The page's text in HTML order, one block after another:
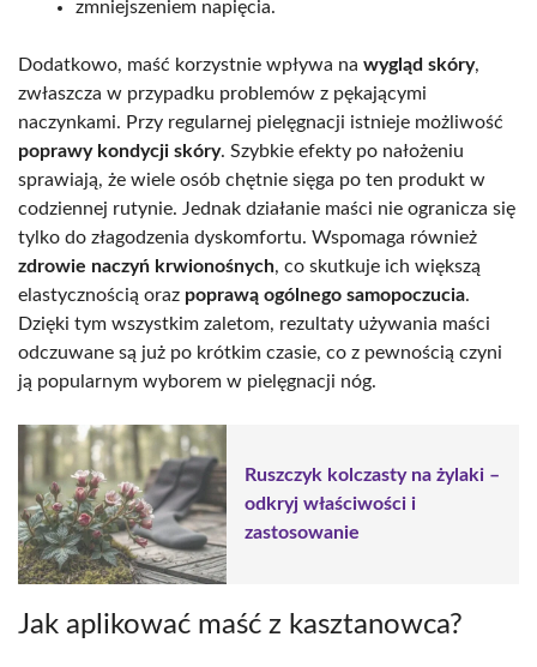
zmniejszeniem napięcia.
Dodatkowo, maść korzystnie wpływa na wygląd skóry,
zwłaszcza w przypadku problemów z pękającymi
naczynkami. Przy regularnej pielęgnacji istnieje możliwość
poprawy kondycji skóry. Szybkie efekty po nałożeniu
sprawiają, że wiele osób chętnie sięga po ten produkt w
codziennej rutynie. Jednak działanie maści nie ogranicza się
tylko do złagodzenia dyskomfortu. Wspomaga również
zdrowie naczyń krwionośnych, co skutkuje ich większą
elastycznością oraz poprawą ogólnego samopoczucia.
Dzięki tym wszystkim zaletom, rezultaty używania maści
odczuwane są już po krótkim czasie, co z pewnością czyni
ją popularnym wyborem w pielęgnacji nóg.
Ruszczyk kolczasty na żylaki –
odkryj właściwości i
zastosowanie
Jak aplikować maść z kasztanowca?